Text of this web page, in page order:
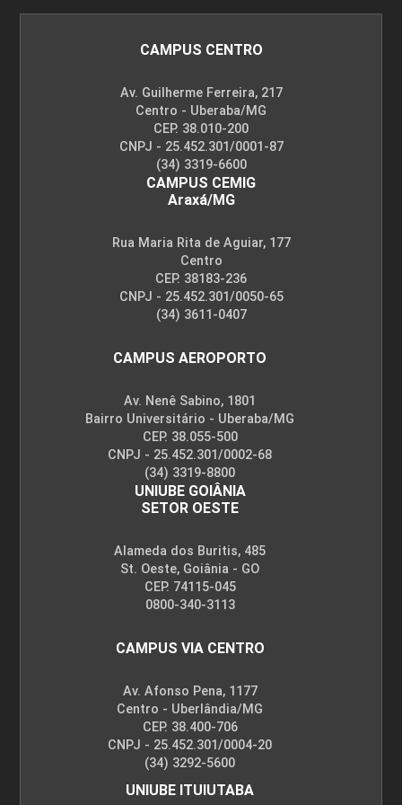
CAMPUS CENTRO
Av. Guilherme Ferreira, 217
Centro - Uberaba/MG
CEP. 38.010-200
CNPJ - 25.452.301/0001-87
(34) 3319-6600
CAMPUS CEMIG
Araxá/MG
Rua Maria Rita de Aguiar, 177
Centro
CEP. 38183-236
CNPJ - 25.452.301/0050-65
(34) 3611-0407
CAMPUS AEROPORTO
Av. Nenê Sabino, 1801
Bairro Universitário - Uberaba/MG
CEP. 38.055-500
CNPJ - 25.452.301/0002-68
(34) 3319-8800
UNIUBE GOIÂNIA
SETOR OESTE
Alameda dos Buritis, 485
St. Oeste, Goiânia - GO
CEP. 74115-045
0800-340-3113
CAMPUS VIA CENTRO
Av. Afonso Pena, 1177
Centro - Uberlândia/MG
CEP. 38.400-706
CNPJ - 25.452.301/0004-20
(34) 3292-5600
UNIUBE ITUIUTABA